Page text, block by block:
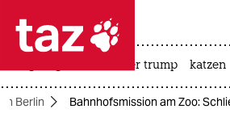
 taz zahl ich
taz zahl ich
usa unter trump katzen
Berlin Bahnhofsmission am Zoo: